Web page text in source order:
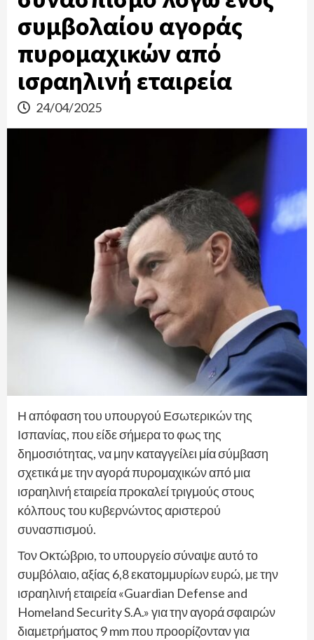
συμβολαίου αγοράς
πυρομαχικών από
ισραηλινή εταιρεία
24/04/2025
Η απόφαση του υπουργού Εσωτερικών της
Ισπανίας, που είδε σήμερα το φως της
δημοσιότητας, να μην καταγγείλει μία σύμβαση
σχετικά με την αγορά πυρομαχικών από μια
ισραηλινή εταιρεία προκαλεί τριγμούς στους
κόλπους του κυβερνώντος αριστερού
συνασπισμού.
Τον Οκτώβριο, το υπουργείο σύναψε αυτό το
συμβόλαιο, αξίας 6,8 εκατομμυρίων ευρώ, με την
ισραηλινή εταιρεία «Guardian Defense and
Homeland Security S.A.» για την αγορά σφαιρών
διαμετρήματος 9 mm που προορίζονταν για